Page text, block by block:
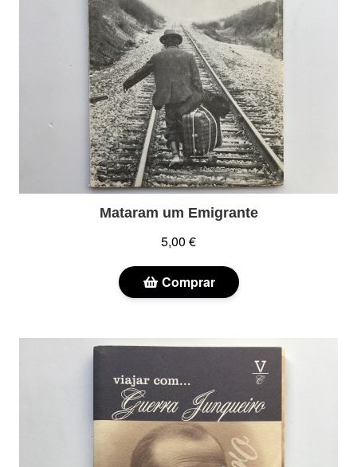
Mataram um Emigrante
5,00 €
Comprar